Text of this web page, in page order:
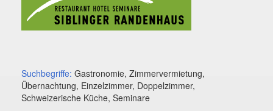
Suchbegriffe: Gastronomie, Zimmervermietung,
Übernachtung, Einzelzimmer, Doppelzimmer,
Schweizerische Küche, Seminare